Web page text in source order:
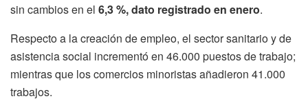
sin cambios en el 6,3 %, dato registrado en enero.
Respecto a la creación de empleo, el sector sanitario y de
asistencia social incrementó en 46.000 puestos de trabajo;
mientras que los comercios minoristas añadieron 41.000
trabajos.